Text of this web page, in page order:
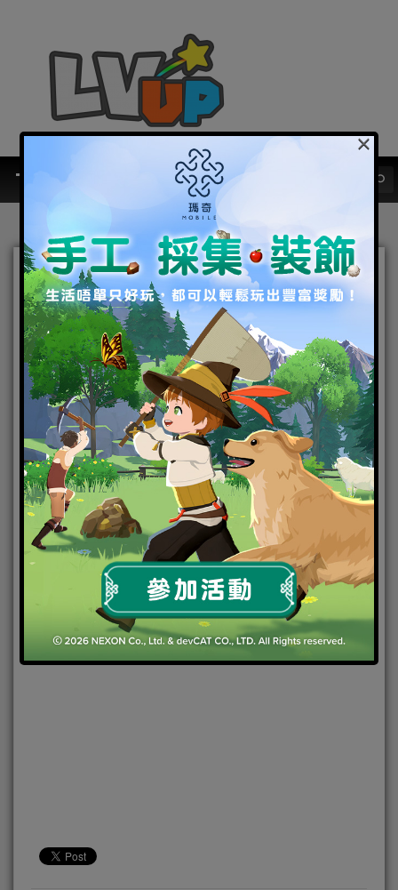
網石全新即時戰鬥手遊
《Magic: ManaStrike》 正
式在全球推出
2020-01-30|Android,IOS,好康活動 官方虛寶,手機遊戲,焦
點新聞
Magic: ManaStrike
×